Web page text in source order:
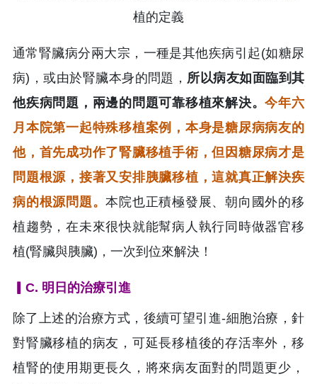
植的定義
通常腎臟病分兩大宗，一種是其他疾病引起(如糖尿
病)，或由於腎臟本身的問題， 所以病友如面臨到其
他疾病問題，兩邊的問題可靠移植來解決。今年六
月本院第一起特殊移植案例，本身是糖尿病病友的
他，首先成功作了腎臟移植手術，但因糖尿病才是
問題根源，接著又安排胰臟移植，這就真正解決疾
病的根源問題。本院也正積極發展、朝向國外的移
植趨勢，在未來很快就能幫病人執行同時做器官移
植(腎臟與胰臟)，一次到位來解決！
▎C. 明日的治療引進
除了上述的治療方式，後續可望引進-細胞治療，針
對腎臟移植的病友，可延長移植後的存活率外，移
植腎的使用期更長久，將來病友面對的問題更少，